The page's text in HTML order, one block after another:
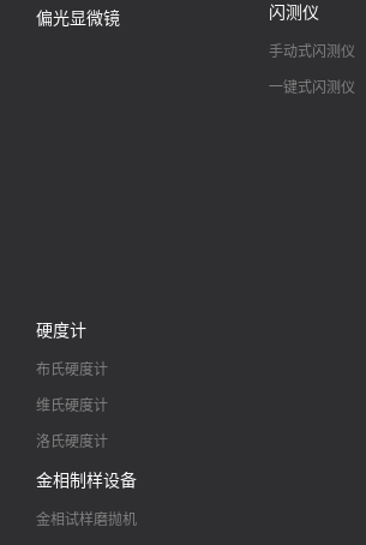
偏光显微镜 闪测仪
手动式闪测仪
一键式闪测仪
硬度计
布氏硬度计
维氏硬度计
洛氏硬度计
金相制样设备
金相试样磨抛机